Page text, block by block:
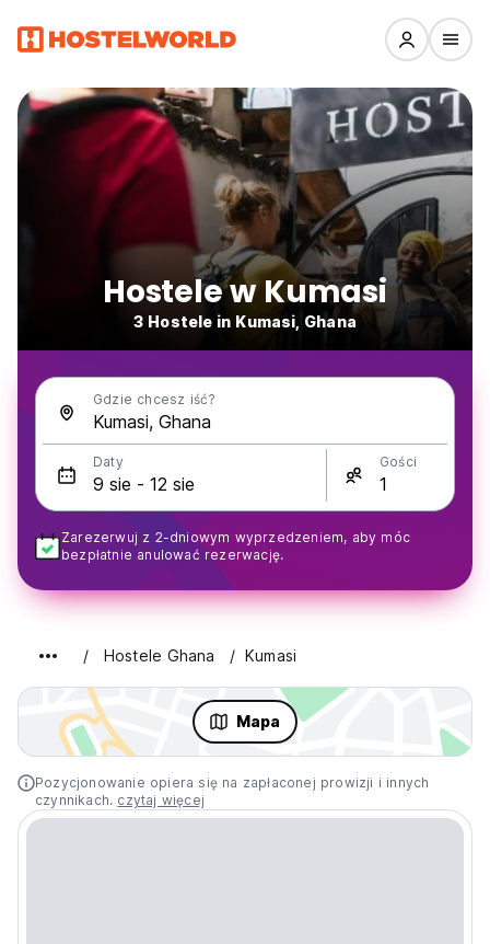
Hostele w Kumasi
3 Hostele in Kumasi, Ghana
Gdzie chcesz iść?
Daty Gości
Zarezerwuj z 2-dniowym wyprzedzeniem, aby móc
bezpłatnie anulować rezerwację.
Hostele Ghana Kumasi
Mapa
Pozycjonowanie opiera się na zapłaconej prowizji i innych
czynnikach. czytaj więcej